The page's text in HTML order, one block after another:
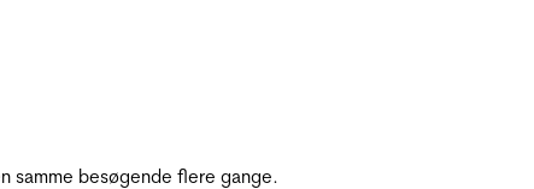
samme besøgende flere gange.